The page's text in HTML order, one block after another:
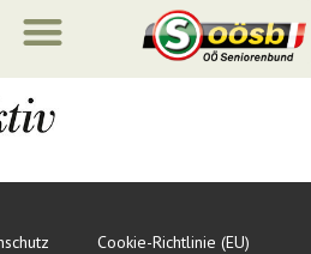
Cookie-Richtlinie (EU)